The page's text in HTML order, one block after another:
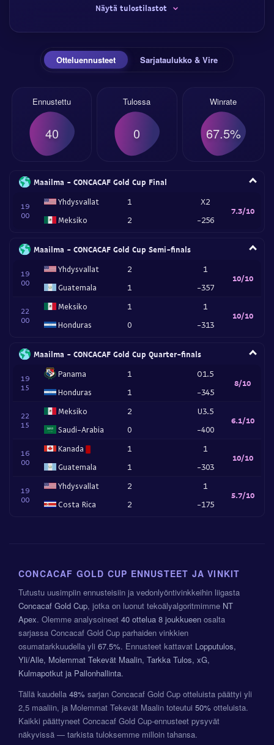
Näytä tulostilastot
Otteluennusteet Sarjataulukko & Vire
Ennustettu
40
Tulossa
0
Winrate
67.5%
Maailma - CONCACAF Gold Cup Final
19
00
Yhdysvallat
Meksiko
1
2
X2
-256
7.3/10
Maailma - CONCACAF Gold Cup Semi-finals
19
00
Yhdysvallat
Guatemala
2
1
1
-357
10/10
22
00
Meksiko
Honduras
1
0
1
-313
10/10
Maailma - CONCACAF Gold Cup Quarter-finals
19
15
Panama
Honduras
1
1
O1.5
-345
8/10
22
15
Meksiko
Saudi-Arabia
2
0
U3.5
-400
6.1/10
16
00
Kanada
Guatemala
1
1
1
-303
10/10
19
00
Yhdysvallat
Costa Rica
2
2
1
-175
5.7/10
CONCACAF GOLD CUP ENNUSTEET JA VINKIT
Tutustu uusimpiin ennusteisiin ja vedonlyöntivinkkeihin liigasta
Concacaf Gold Cup, jotka on luonut tekoälyalgoritmimme NT
Apex. Olemme analysoineet 40 ottelua 8 joukkueen osalta
sarjassa Concacaf Gold Cup parhaiden vinkkien
osumatarkkuudella yli 67.5%. Ennusteet kattavat Lopputulos,
Yli/Alle, Molemmat Tekevät Maalin, Tarkka Tulos, xG,
Kulmapotkut ja Pallonhallinta.
Tällä kaudella 48% sarjan Concacaf Gold Cup otteluista päättyi yli
2,5 maaliin, ja Molemmat Tekevät Maalin toteutui 50% otteluista.
Kaikki päättyneet Concacaf Gold Cup-ennusteet pysyvät
näkyvissä — tarkista tuloksemme milloin tahansa.